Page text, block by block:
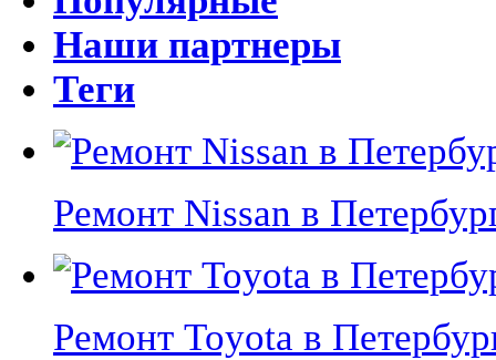
Наши партнеры
Теги
Ремонт Nissan в
Ремонт Toyota в